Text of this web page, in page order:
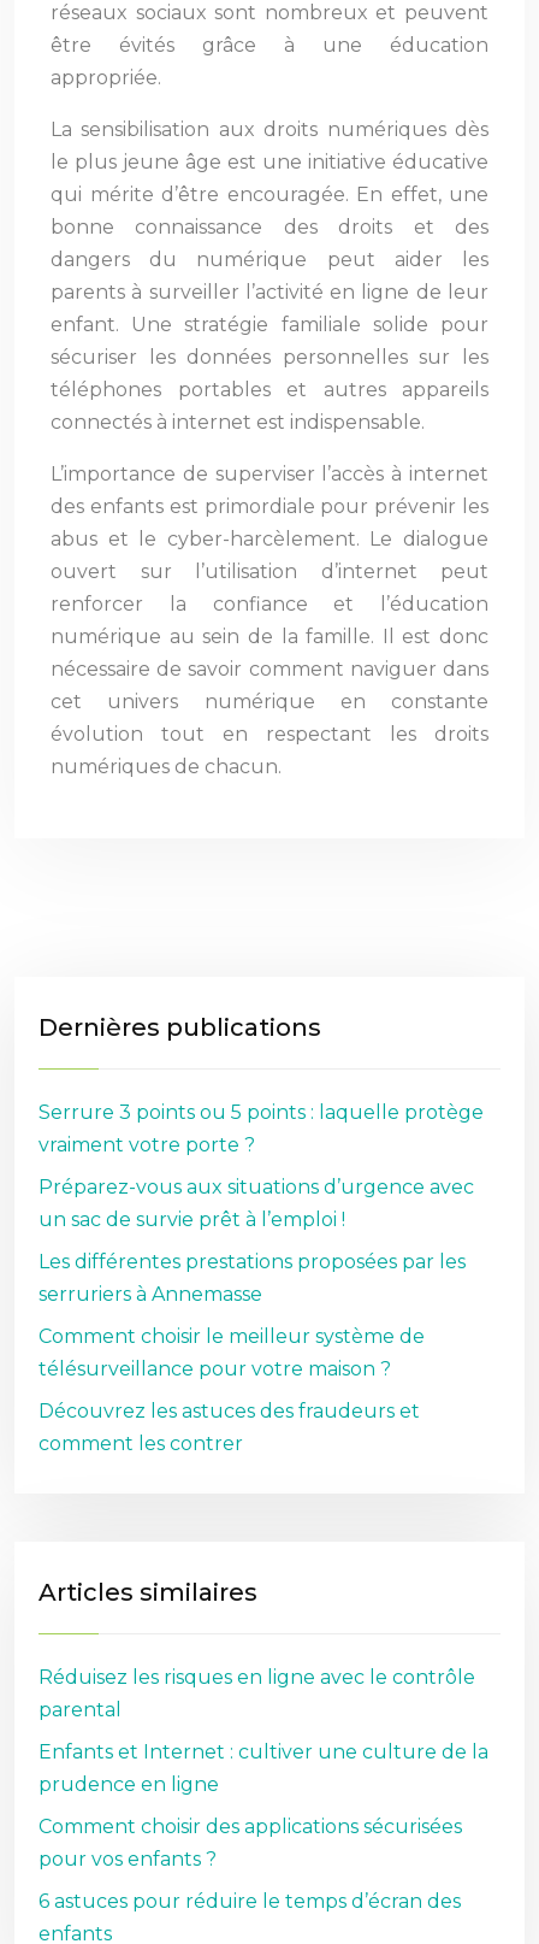
réseaux sociaux sont nombreux et peuvent
être évités grâce à une éducation
appropriée.
La sensibilisation aux droits numériques dès
le plus jeune âge est une initiative éducative
qui mérite d’être encouragée. En effet, une
bonne connaissance des droits et des
dangers du numérique peut aider les
parents à surveiller l’activité en ligne de leur
enfant. Une stratégie familiale solide pour
sécuriser les données personnelles sur les
téléphones portables et autres appareils
connectés à internet est indispensable.
L’importance de superviser l’accès à internet
des enfants est primordiale pour prévenir les
abus et le cyber-harcèlement. Le dialogue
ouvert sur l’utilisation d’internet peut
renforcer la confiance et l’éducation
numérique au sein de la famille. Il est donc
nécessaire de savoir comment naviguer dans
cet univers numérique en constante
évolution tout en respectant les droits
numériques de chacun.
Dernières publications
Serrure 3 points ou 5 points : laquelle protège
vraiment votre porte ?
Préparez-vous aux situations d’urgence avec
un sac de survie prêt à l’emploi !
Les différentes prestations proposées par les
serruriers à Annemasse
Comment choisir le meilleur système de
télésurveillance pour votre maison ?
Découvrez les astuces des fraudeurs et
comment les contrer
Articles similaires
Réduisez les risques en ligne avec le contrôle
parental
Enfants et Internet : cultiver une culture de la
prudence en ligne
Comment choisir des applications sécurisées
pour vos enfants ?
6 astuces pour réduire le temps d’écran des
enfants